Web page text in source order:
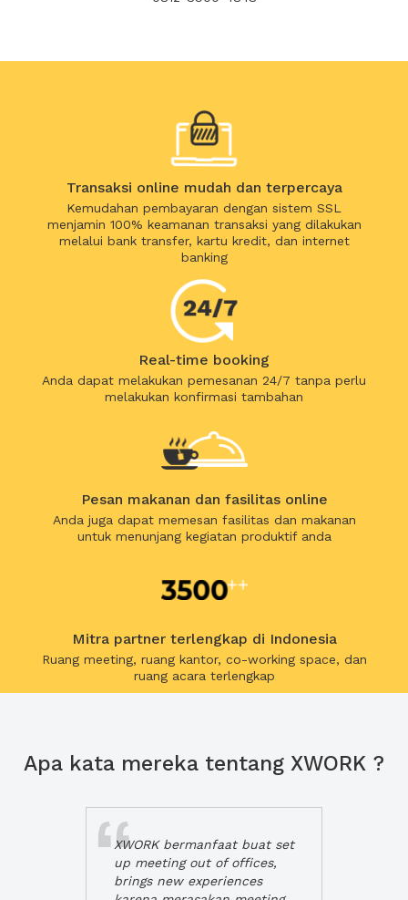
Transaksi online mudah dan terpercaya
Kemudahan pembayaran dengan sistem SSL
menjamin 100% keamanan transaksi yang dilakukan
melalui bank transfer, kartu kredit, dan internet
banking
Real-time booking
Anda dapat melakukan pemesanan 24/7 tanpa perlu
melakukan konfirmasi tambahan
Pesan makanan dan fasilitas online
Anda juga dapat memesan fasilitas dan makanan
untuk menunjang kegiatan produktif anda
Mitra partner terlengkap di Indonesia
Ruang meeting, ruang kantor, co-working space, dan
ruang acara terlengkap
Apa kata mereka tentang XWORK ?
XWORK bermanfaat buat set
up meeting out of offices,
brings new experiences